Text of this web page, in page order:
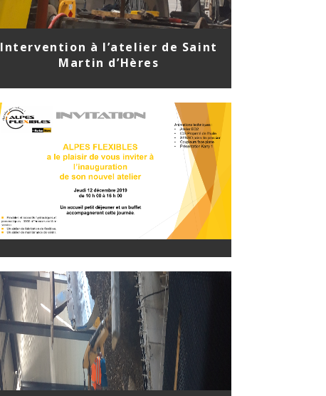
Intervention à l’atelier de Saint
Martin d’Hères